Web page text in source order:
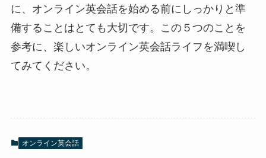
に、オンライン英会話を始める前にしっかりと準
備することはとても大切です。この５つのことを
参考に、楽しいオンライン英会話ライフを満喫し
てみてください。
オンライン英会話